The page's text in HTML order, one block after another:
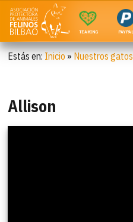
TEAMING PAYPAL
Estás en: Inicio » Nuestros gatos
Allison